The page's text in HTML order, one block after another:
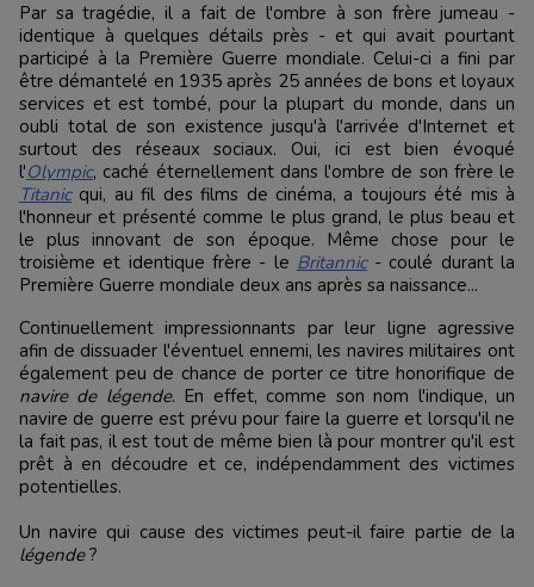
Par sa tragédie, il a fait de l'ombre à son frère jumeau -
identique à quelques détails près - et qui avait pourtant
participé à la Première Guerre mondiale. Celui-ci a fini par
être démantelé en 1935 après 25 années de bons et loyaux
services et est tombé, pour la plupart du monde, dans un
oubli total de son existence jusqu'à l'arrivée d'Internet et
surtout des réseaux sociaux. Oui, ici est bien évoqué
l'Olympic, caché éternellement dans l'ombre de son frère le
Titanicqui, au fil des films de cinéma, a toujours été mis à
l'honneur et présenté comme le plus grand, le plus beau et
le plus innovant de son époque. Même chose pour le
troisième et identique frère - le Britannic- coulé durant la
Première Guerre mondiale deux ans après sa naissance...
Continuellement impressionnants par leur ligne agressive
afin de dissuader l'éventuel ennemi, les navires militaires ont
également peu de chance de porter ce titre honorifique de
navire de légende. En effet, comme son nom l'indique, un
navire de guerre est prévu pour faire la guerre et lorsqu'il ne
la fait pas, il est tout de même bien là pour montrer qu'il est
prêt à en découdre et ce, indépendamment des victimes
potentielles.
Un navire qui cause des victimes peut-il faire partie de la
légende?